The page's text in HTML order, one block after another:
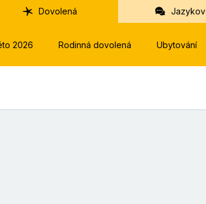
Dovolená
2026 Rodinná dovolená Ubytování